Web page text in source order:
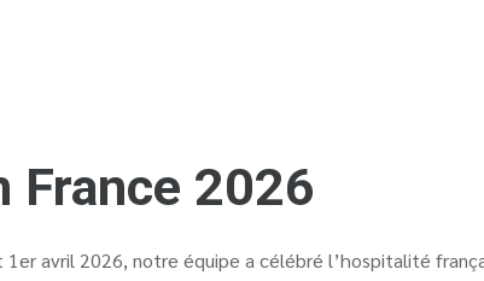
France 2026
1er avril 2026, notre équipe a célébré l’hospitalité